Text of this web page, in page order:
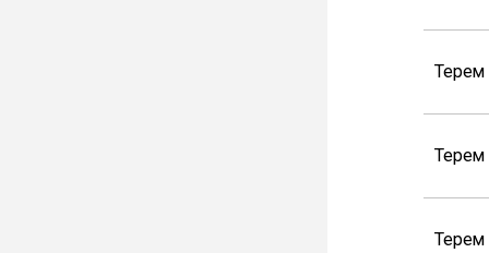
Терем